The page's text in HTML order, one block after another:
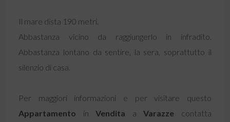
Il mare dista 190 metri.
Abbastanza vicino da raggiungerlo in infradito.
Abbastanza lontano da sentire, la sera, soprattutto il
silenzio di casa.
Per maggiori informazioni e per visitare questo
Appartamento inVendita aVarazze contatta